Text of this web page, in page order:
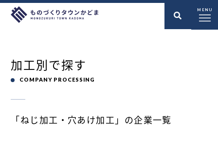
MENU
加工別で探す
COMPANY PROCESSING
「ねじ加工・穴あけ加工」の企業一覧